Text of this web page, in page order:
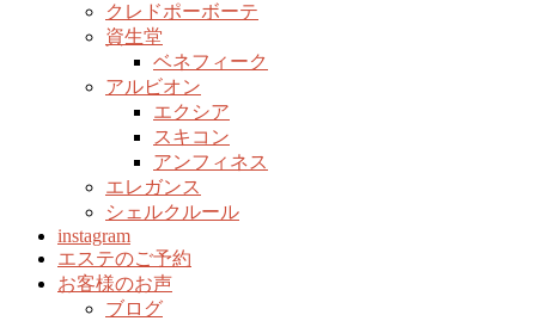
クレドポーボーテ
資生堂
ベネフィーク
アルビオン
エクシア
スキコン
アンフィネス
エレガンス
シェルクルール
instagram
エステのご予約
お客様のお声
ブログ